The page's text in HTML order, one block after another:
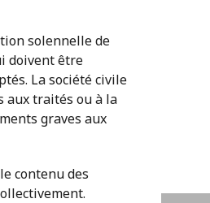
solennelle de
doivent être
La société civile
aux traités ou à la
graves aux
contenu des